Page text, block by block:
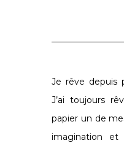
Je rêve depuis
J’ai toujours
papier un de
imagination